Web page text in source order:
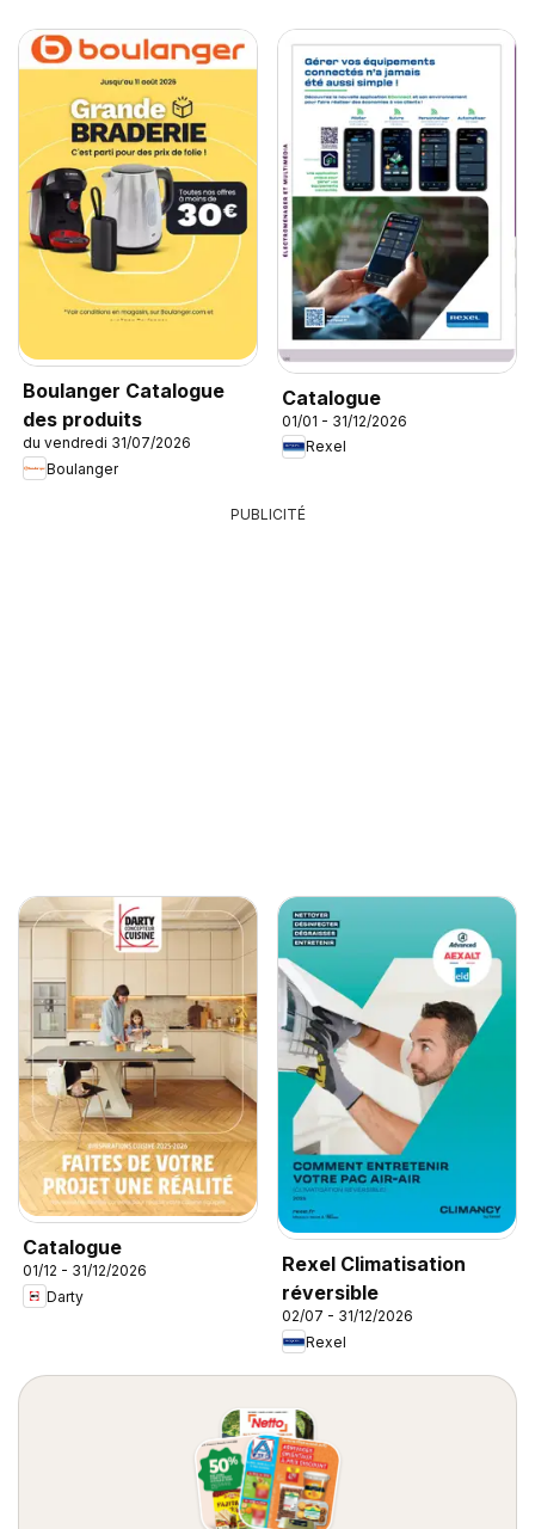
Boulanger Catalogue
des produits
du vendredi 31/07/2026
Boulanger
Catalogue
01/01 - 31/12/2026
Rexel
PUBLICITÉ
Catalogue
01/12 - 31/12/2026
Darty
Rexel Climatisation
réversible
02/07 - 31/12/2026
Rexel